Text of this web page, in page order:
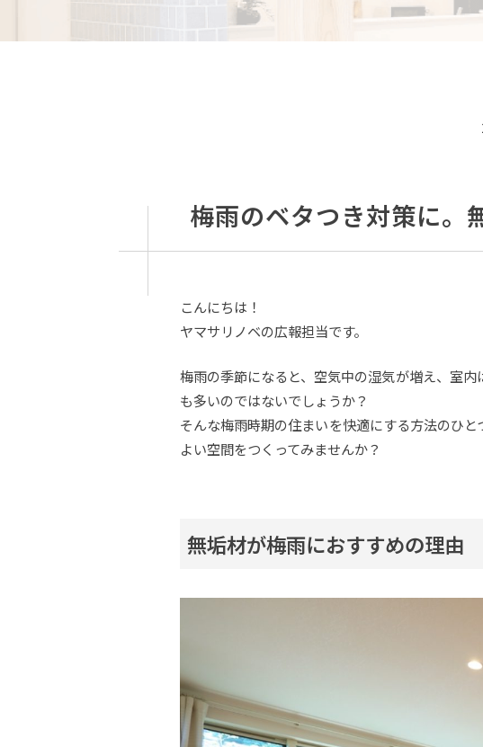
梅雨のベタつき対策に。
こんにちは！
ヤマサリノベの広報担当です。
梅雨の季節になると、空気中の湿気が増え、室
も多いのではないでしょうか？
そんな梅雨時期の住まいを快適にする方法のひ
よい空間をつくってみませんか？
無垢材が梅雨におすすめの理由